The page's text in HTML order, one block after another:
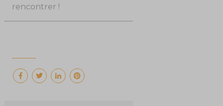
rencontrer !